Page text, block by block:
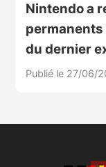
Nintendo a
du dernier
Publié le 27/06/